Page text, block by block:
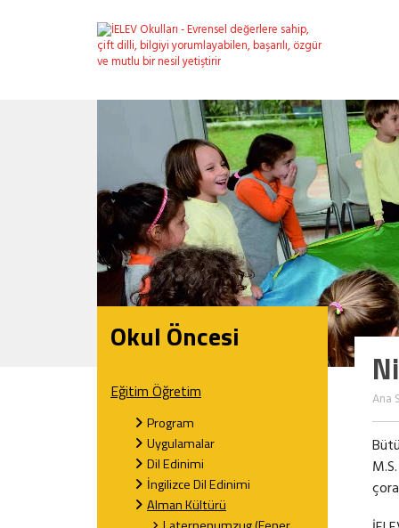
Ana
Okul Öncesi
Eğitim Öğretim
Program
Uygulamalar
Dil Edinimi
İngilizce Dil Edinimi
Alman Kültürü